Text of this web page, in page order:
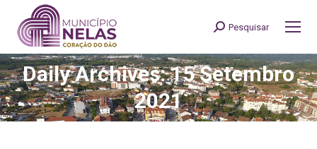
Search:
Pesquisar
Daily Archives: 15 Setembro
2021
You are here: